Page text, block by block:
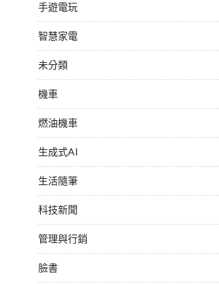
手遊電玩
智慧家電
未分類
機車
燃油機車
生成式AI
生活隨筆
科技新聞
管理與行銷
臉書